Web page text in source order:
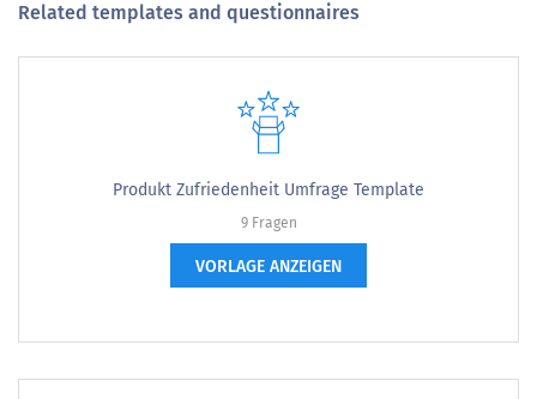
Related templates and questionnaires
Produkt Zufriedenheit Umfrage Template
9 Fragen
VORLAGE ANZEIGEN